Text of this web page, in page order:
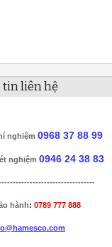
tin liên hệ
nghiệm 0968 37 88 99
nghiệm 0946 24 38 83
hành: 0789 777 888